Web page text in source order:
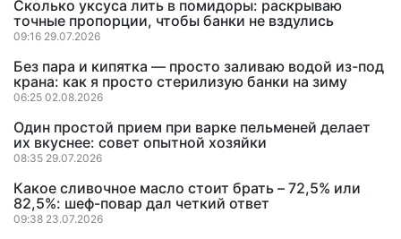
Сколько уксуса лить в помидоры: раскрываю
точные пропорции, чтобы банки не вздулись
09:16 29.07.2026
Без пара и кипятка — просто заливаю водой из-под
крана: как я просто стерилизую банки на зиму
06:25 02.08.2026
Один простой прием при варке пельменей делает
их вкуснее: совет опытной хозяйки
08:35 29.07.2026
Какое сливочное масло стоит брать – 72,5% или
82,5%: шеф-повар дал четкий ответ
09:38 23.07.2026